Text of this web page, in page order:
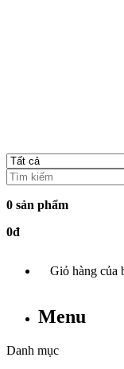
0 sản phẩm
0đ
Giỏ hàng của
Menu
Danh mục